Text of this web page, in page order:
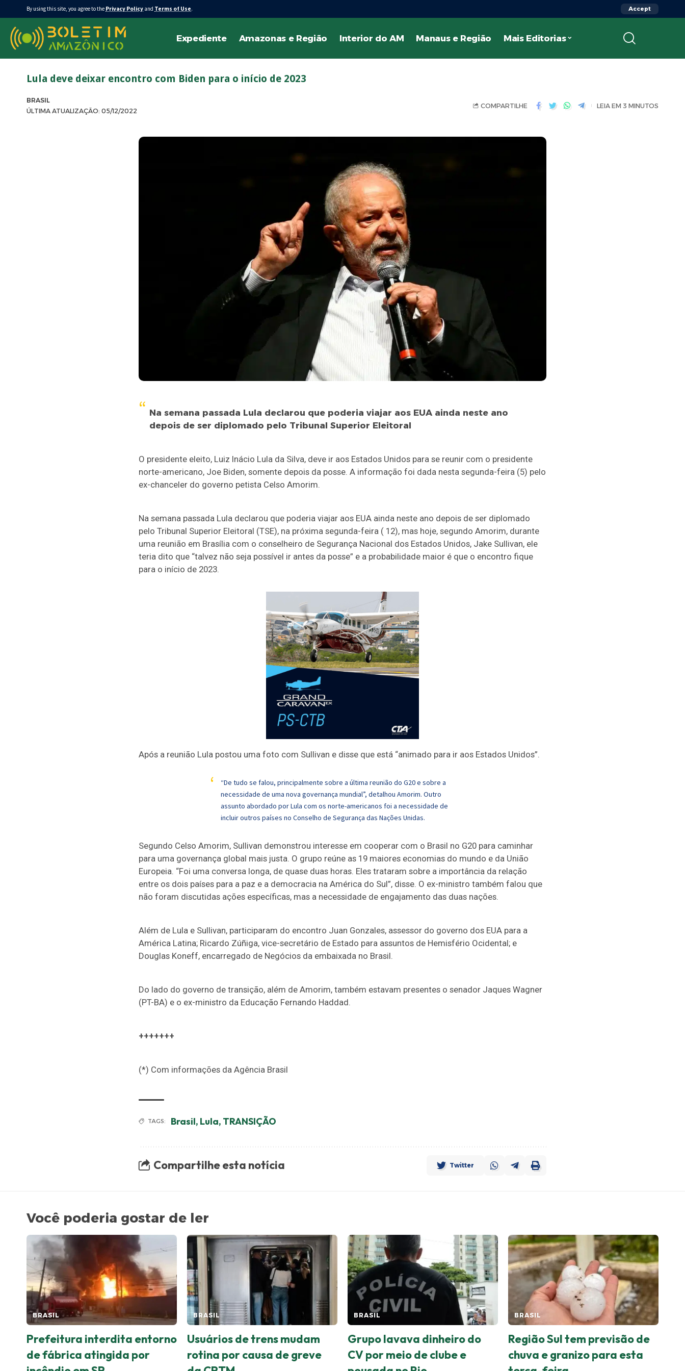
By using this site, you agree to the Privacy Policy and Terms of Use. Accept
Expediente Amazonas e Região Interior do AM Manaus e Região Mais Editorias
Lula deve deixar encontro com Biden para o início de 2023
ÚLTIMA ATUALIZAÇÃO: 05/12/2022
BRASIL
COMPARTILHE LEIA EM 3 MINUTOS
Na semana passada Lula declarou que poderia viajar aos EUA ainda neste ano
depois de ser diplomado pelo Tribunal Superior Eleitoral
O presidente eleito, Luiz Inácio Lula da Silva, deve ir aos Estados Unidos para se reunir com o presidente
norte-americano, Joe Biden, somente depois da posse. A informação foi dada nesta segunda-feira (5) pelo
ex-chanceler do governo petista Celso Amorim.
Na semana passada Lula declarou que poderia viajar aos EUA ainda neste ano depois de ser diplomado
pelo Tribunal Superior Eleitoral (TSE), na próxima segunda-feira ( 12), mas hoje, segundo Amorim, durante
uma reunião em Brasília com o conselheiro de Segurança Nacional dos Estados Unidos, Jake Sullivan, ele
teria dito que “talvez não seja possível ir antes da posse” e a probabilidade maior é que o encontro fique
para o início de 2023.
Após a reunião Lula postou uma foto com Sullivan e disse que está “animado para ir aos Estados Unidos”.
“De tudo se falou, principalmente sobre a última reunião do G20 e sobre a
necessidade de uma nova governança mundial”, detalhou Amorim. Outro
assunto abordado por Lula com os norte-americanos foi a necessidade de
incluir outros países no Conselho de Segurança das Nações Unidas.
Segundo Celso Amorim, Sullivan demonstrou interesse em cooperar com o Brasil no G20 para caminhar
para uma governança global mais justa. O grupo reúne as 19 maiores economias do mundo e da União
Europeia. “Foi uma conversa longa, de quase duas horas. Eles trataram sobre a importância da relação
entre os dois países para a paz e a democracia na América do Sul”, disse. O ex-ministro também falou que
não foram discutidas ações específicas, mas a necessidade de engajamento das duas nações.
Além de Lula e Sullivan, participaram do encontro Juan Gonzales, assessor do governo dos EUA para a
América Latina; Ricardo Zúñiga, vice-secretário de Estado para assuntos de Hemisfério Ocidental; e
Douglas Koneff, encarregado de Negócios da embaixada no Brasil.
Do lado do governo de transição, além de Amorim, também estavam presentes o senador Jaques Wagner
(PT-BA) e o ex-ministro da Educação Fernando Haddad.
+++++++
(*) Com informações da Agência Brasil
TAGS: Brasil, Lula, TRANSIÇÃO
Compartilhe esta notícia Twitter
Você poderia gostar de ler
BRASIL
Prefeitura interdita entorno
de fábrica atingida por
BRASIL
Usuários de trens mudam
rotina por causa de greve
BRASIL
Grupo lavava dinheiro do
CV por meio de clube e
BRASIL
Região Sul tem previsão de
chuva e granizo para esta